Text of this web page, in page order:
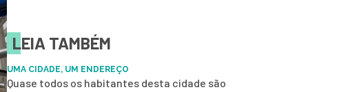
LEIA TAMBÉM
UMA CIDADE, UM ENDEREÇO
Quase todos os habitantes desta cidade são